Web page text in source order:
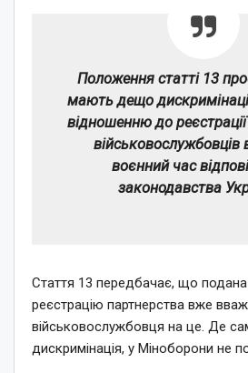
Положення статті 13
мають дещо
відношенню до
військовослужбовців
воєнний час
законодавства
Стаття 13 передбачає, що
реєстрацію партнерства вже
військовослужбовця на це. Де
дискримінація, у Міноборони не